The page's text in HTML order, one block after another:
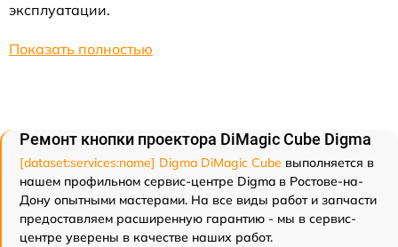
эксплуатации.
Показать полностью
Ремонт кнопки проектора DiMagic Cube Digma
[dataset:services:name] Digma DiMagic Cube выполняется в
нашем профильном сервис-центре Digma в Ростове-на-
Дону опытными мастерами. На все виды работ и запчасти
предоставляем расширенную гарантию - мы в сервис-
центре уверены в качестве наших работ.